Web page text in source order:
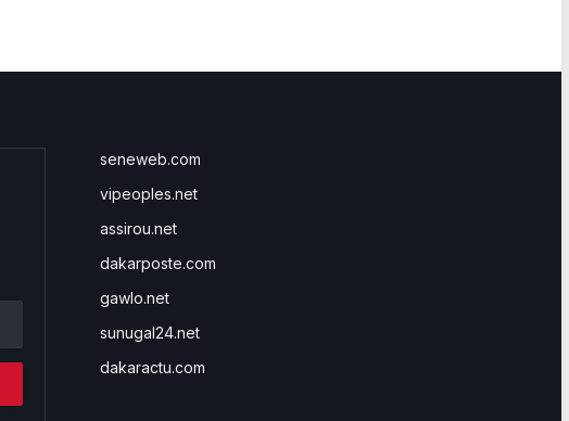
seneweb.com
vipeoples.net
assirou.net
dakarposte.com
gawlo.net
sunugal24.net
dakaractu.com